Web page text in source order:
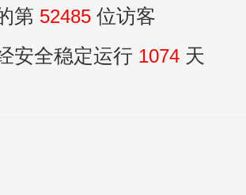
第 52485 位访客
安全稳定运行 1074 天